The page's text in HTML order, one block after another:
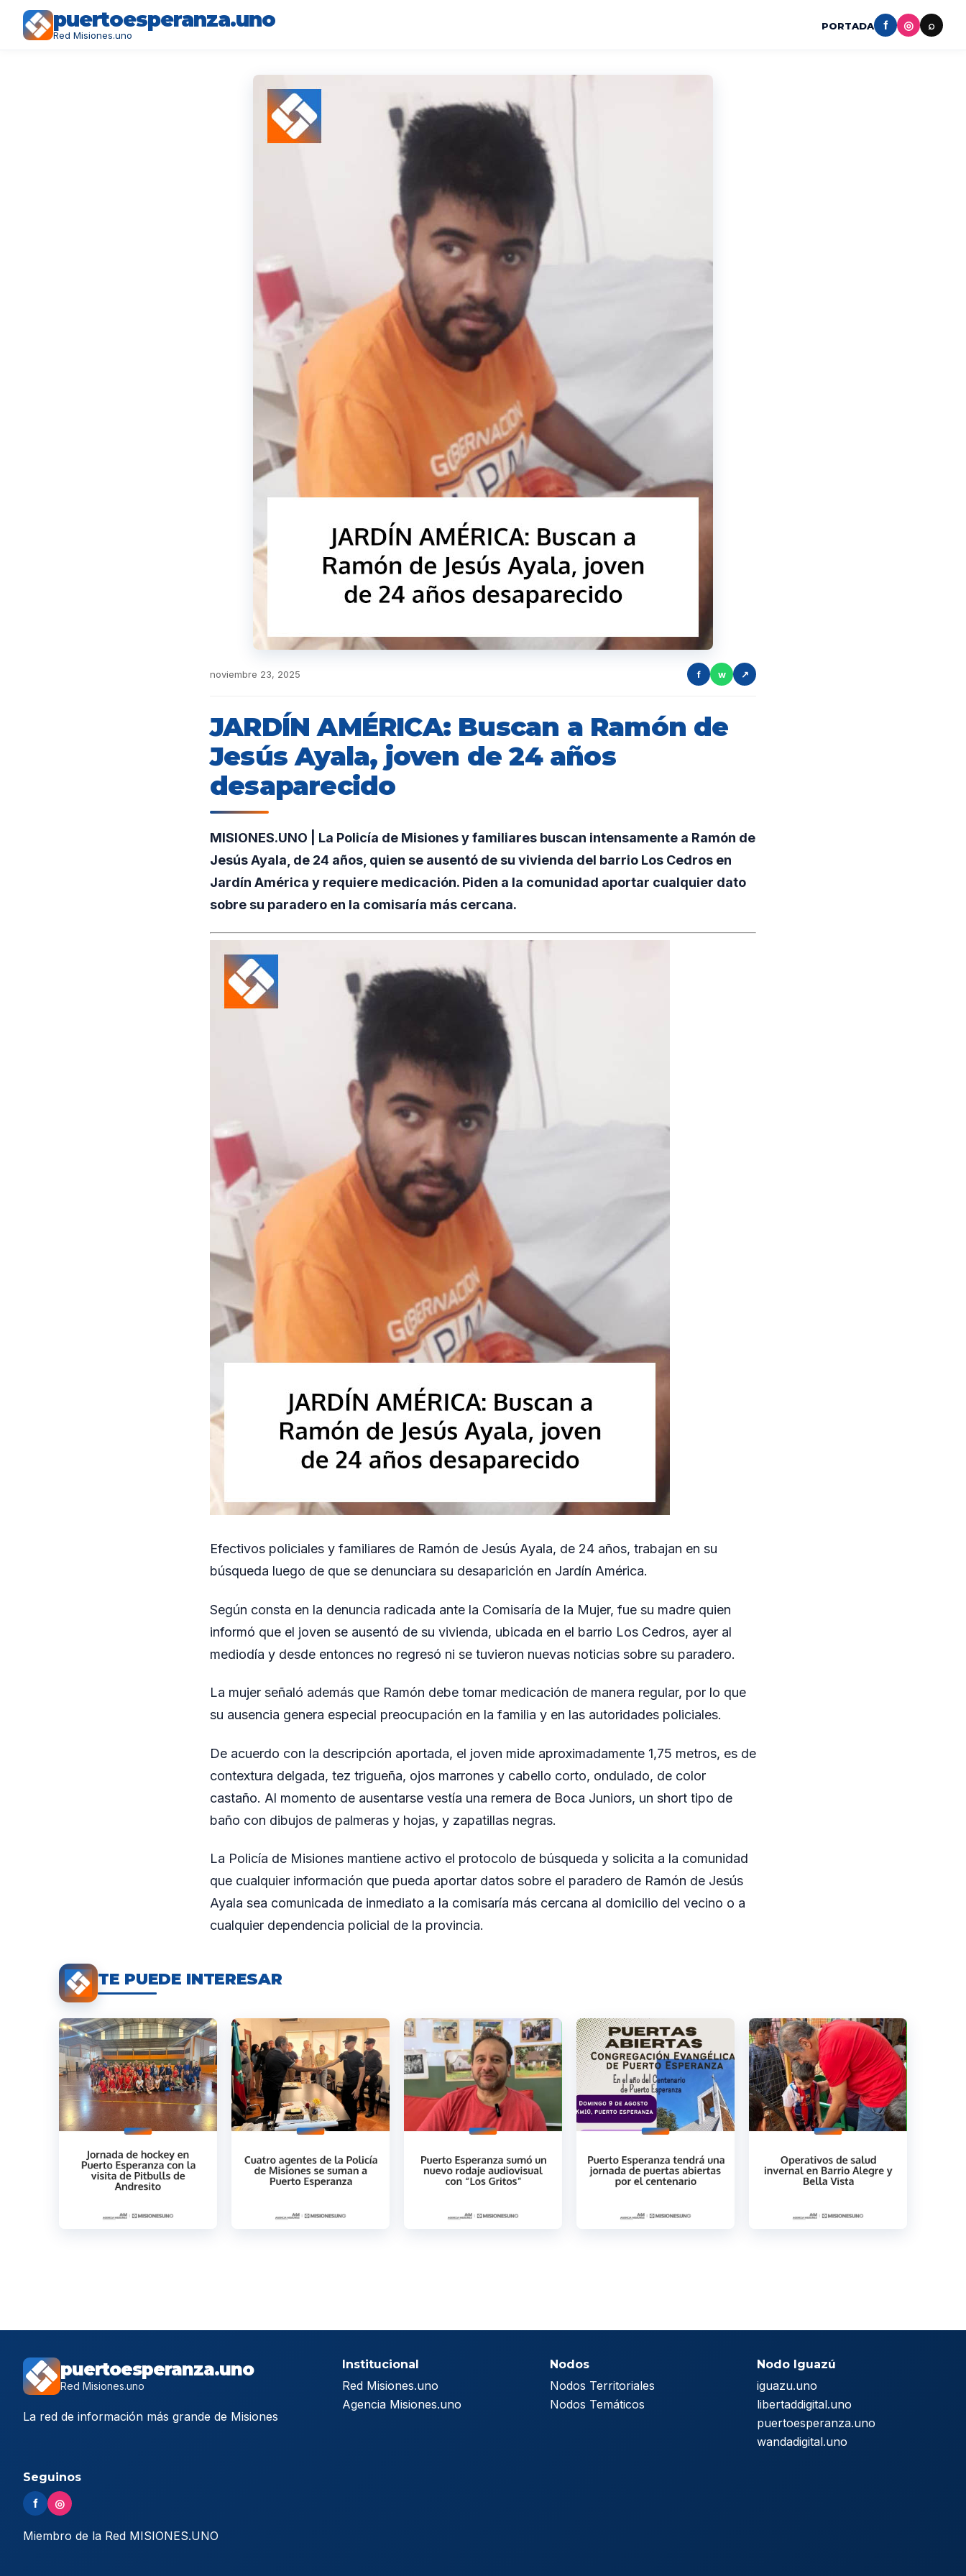
puertoesperanza.uno
Red Misiones.uno
PORTADA f ◎ ⌕
noviembre 23, 2025 f w ↗
JARDÍN AMÉRICA: Buscan a Ramón de
Jesús Ayala, joven de 24 años
desaparecido
MISIONES.UNO | La Policía de Misiones y familiares buscan intensamente a Ramón de
Jesús Ayala, de 24 años, quien se ausentó de su vivienda del barrio Los Cedros en
Jardín América y requiere medicación. Piden a la comunidad aportar cualquier dato
sobre su paradero en la comisaría más cercana.
Efectivos policiales y familiares de Ramón de Jesús Ayala, de 24 años, trabajan en su
búsqueda luego de que se denunciara su desaparición en Jardín América.
Según consta en la denuncia radicada ante la Comisaría de la Mujer, fue su madre quien
informó que el joven se ausentó de su vivienda, ubicada en el barrio Los Cedros, ayer al
mediodía y desde entonces no regresó ni se tuvieron nuevas noticias sobre su paradero.
La mujer señaló además que Ramón debe tomar medicación de manera regular, por lo que
su ausencia genera especial preocupación en la familia y en las autoridades policiales.
De acuerdo con la descripción aportada, el joven mide aproximadamente 1,75 metros, es de
contextura delgada, tez trigueña, ojos marrones y cabello corto, ondulado, de color
castaño. Al momento de ausentarse vestía una remera de Boca Juniors, un short tipo de
baño con dibujos de palmeras y hojas, y zapatillas negras.
La Policía de Misiones mantiene activo el protocolo de búsqueda y solicita a la comunidad
que cualquier información que pueda aportar datos sobre el paradero de Ramón de Jesús
Ayala sea comunicada de inmediato a la comisaría más cercana al domicilio del vecino o a
cualquier dependencia policial de la provincia.
TE PUEDE INTERESAR
puertoesperanza.uno
Red Misiones.uno
La red de información más grande de Misiones
Institucional
Red Misiones.uno
Agencia Misiones.uno
Nodos
Nodos Territoriales
Nodos Temáticos
Nodo Iguazú
iguazu.uno
libertaddigital.uno
puertoesperanza.uno
wandadigital.uno
Seguinos
f ◎
Miembro de la Red MISIONES.UNO